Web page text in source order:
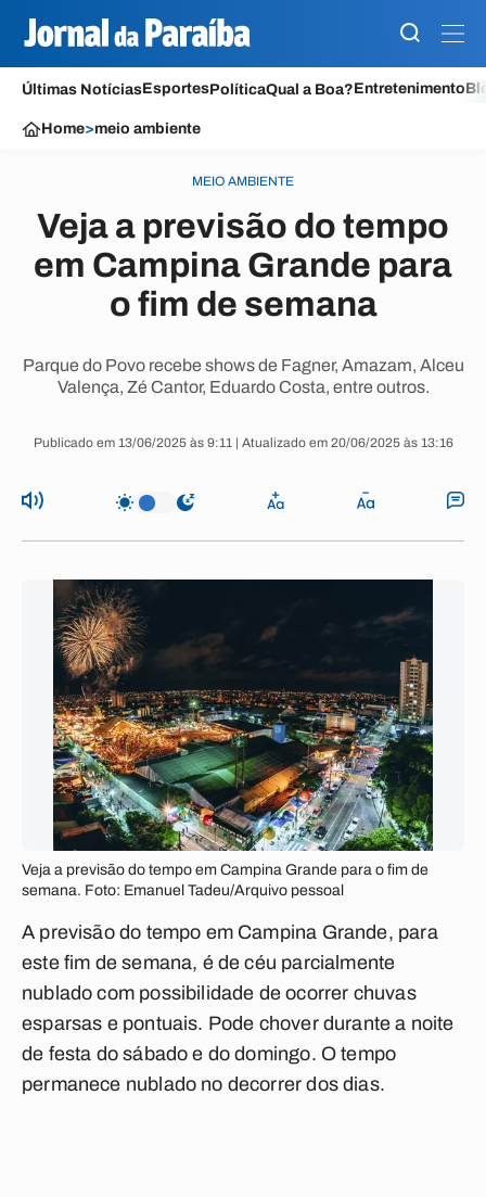
Últimas NotíciasEsportesPolíticaQual a Boa?Entretenimento
Home>meio ambiente
MEIO AMBIENTE
Veja a previsão do tempo
em Campina Grande para
o fim de semana
Parque do Povo recebe shows de Fagner, Amazam, Alceu
Valença, Zé Cantor, Eduardo Costa, entre outros.
Publicado em 13/06/2025 às 9:11 | Atualizado em 20/06/2025 às 13:16
Veja a previsão do tempo em Campina Grande para o fim de
semana. Foto: Emanuel Tadeu/Arquivo pessoal
A previsão do tempo em Campina Grande, para
este fim de semana, é de céu parcialmente
nublado com possibilidade de ocorrer chuvas
esparsas e pontuais. Pode chover durante a noite
de festa do sábado e do domingo. O tempo
permanece nublado no decorrer dos dias.